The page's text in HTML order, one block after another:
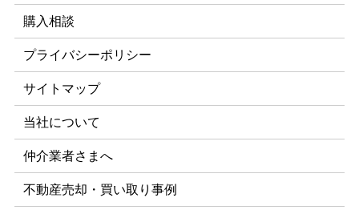
購入相談
プライバシーポリシー
サイトマップ
当社について
仲介業者さまへ
不動産売却・買い取り事例